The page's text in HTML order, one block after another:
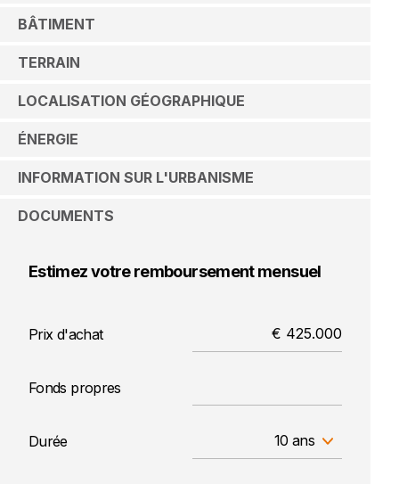
BÂTIMENT
TERRAIN
LOCALISATION GÉOGRAPHIQUE
ÉNERGIE
INFORMATION SUR L'URBANISME
DOCUMENTS
Estimez votre remboursement mensuel
Prix d'achat
Fonds propres
Durée 10 ans